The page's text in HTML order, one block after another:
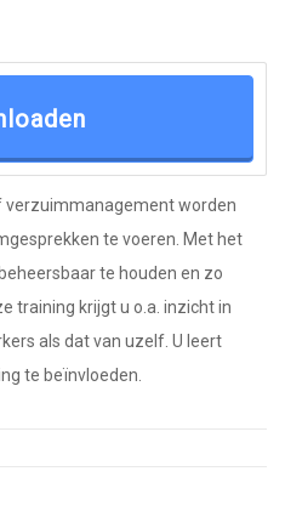
worden
te voeren. Met het
te houden en zo
training krijgt u o.a. inzicht in
als dat van uzelf. U leert
te beïnvloeden.